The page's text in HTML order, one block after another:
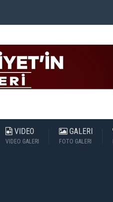
VIDEO
VIDEO GALERI
GALERI
FOTO GALERI